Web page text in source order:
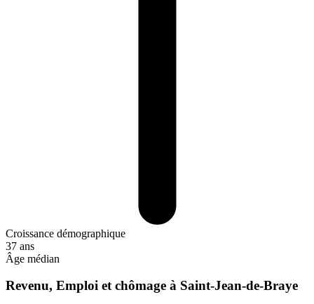
Croissance démographique
37 ans
Âge médian
Revenu, Emploi et chômage à Saint-Jean-de-Braye